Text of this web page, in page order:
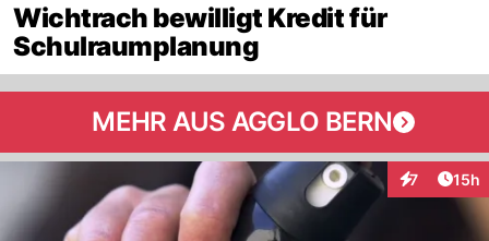
Wichtrach bewilligt Kredit für
Schulraumplanung
MEHR AUS AGGLO BERN
7 15h